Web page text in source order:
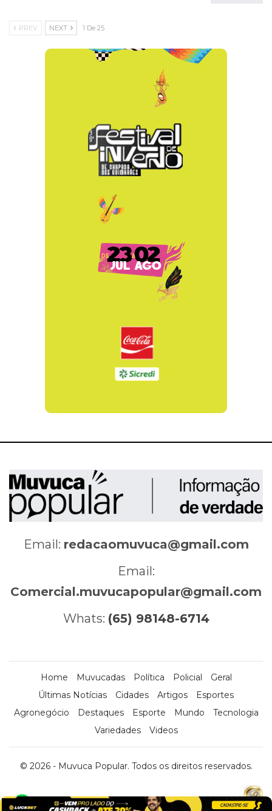
PREV NEXT 1 De 25
x
Email: redacaomuvuca@gmail.com
Email:
Comercial.muvucapopular@gmail.com
Whats: (65) 98148-6714
Home Muvucadas Política Policial
Geral
Últimas Notícias
Cidades Artigos
Esportes
Agronegócio
Destaques Esporte Mundo
Tecnologia
Variedades
Videos
© 2026 - Muvuca Popular. Todos os direitos reservados.